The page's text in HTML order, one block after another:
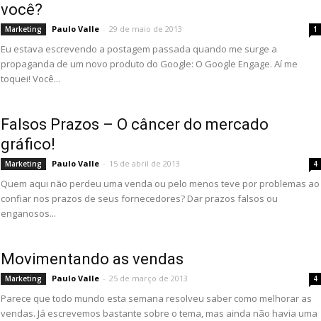
você?
Marketing Paulo Valle - 29 de maio de 2013 1
Eu estava escrevendo a postagem passada quando me surge a
propaganda de um novo produto do Google: O Google Engage. Aí me
toquei! Você...
Falsos Prazos – O câncer do mercado
gráfico!
Marketing Paulo Valle - 15 de abril de 2013 4
Quem aqui não perdeu uma venda ou pelo menos teve por problemas ao
confiar nos prazos de seus fornecedores? Dar prazos falsos ou
enganosos...
Movimentando as vendas
Marketing Paulo Valle - 25 de março de 2013 4
Parece que todo mundo esta semana resolveu saber como melhorar as
vendas. Já escrevemos bastante sobre o tema, mas ainda não havia uma